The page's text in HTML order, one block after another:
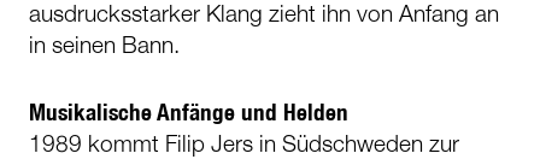
ausdrucksstarker Klang zieht ihn von Anfang an
in seinen Bann.
Musikalische Anfänge und Helden
1989 kommt Filip Jers in Südschweden zur